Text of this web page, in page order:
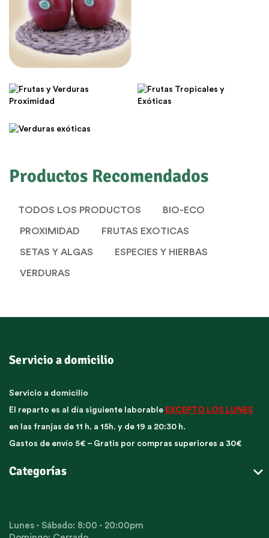
Proximidad
Productos Recomendados
TODOS LOS PRODUCTOS BIO-ECO
PROXIMIDAD FRUTAS EXOTICAS
SETAS Y ALGAS ESPECIES Y HIERBAS
VERDURAS
Servicio a domicilio
Servicio a domicilio
El reparto es al día siguiente laborable EXCEPTO LOS LUNES
en las franjas de 11 h. a 15h. y de 19 a 20:30 h.
Gastos de envío 5€ – Gratis por compras superiores a 30€
Categorías 
Lunes - Sábado: 8:00 - 20:00pm